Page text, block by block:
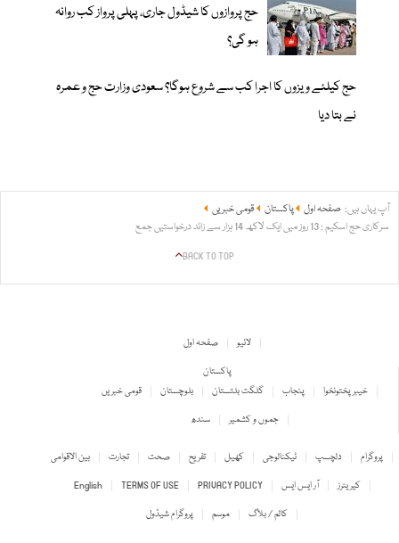
حج پروازوں کا شیڈول جاری، پہلی پرواز کب روانہ
ہو گی؟
حج کیلئے ویزوں کا اجرا کب سے شروع ہوگا؟ سعودی وزارت حج و عمرہ
نے بتا دیا
آپ یہاں ہیں: صفحہ اول پاکستان
قومی خبریں
سرکاری حج اسکیم : 13 روز میں ایک لاکھ 14 ہزار سے زائد درخواستیں جمع
BACK TO TOP
صفحہ اول
لائیو
پاکستان
قومی خبریں
بلوچستان گلگت بلتستان پنجاب
خیبر پختونخوا
سندھ
جموں و کشمیر
بین الاقوامی تجارت صحت تفریح کھیل ٹیکنالوجی دلچسپ
پروگرام
English
TERMS OF USE PRIVACY POLICY آر ایس ایس
کیریئرز
پروگرام شیڈول
موسم کالم / بلاگ